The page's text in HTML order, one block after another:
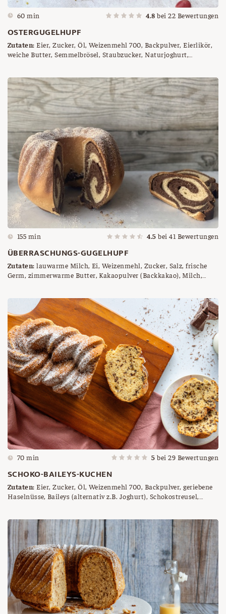
60 min 4.8 bei22 Bewertungen
OSTERGUGELHUPF
Zutaten: Eier, Zucker, Öl, Weizenmehl 700, Backpulver, Eierlikör,
weiche Butter, Semmelbrösel, Staubzucker, Naturjoghurt,
155 min 4.5 bei41 Bewertungen
ÜBERRASCHUNGS-GUGELHUPF
Zutaten: lauwarme Milch, Ei, Weizenmehl, Zucker, Salz, frische
Germ, zimmerwarme Butter, Kakaopulver (Backkakao), Milch,
70 min 5 bei29 Bewertungen
SCHOKO-BAILEYS-KUCHEN
Zutaten: Eier, Zucker, Öl, Weizenmehl 700, Backpulver, geriebene
Haselnüsse, Baileys (alternativ z.B. Joghurt), Schokostreusel,